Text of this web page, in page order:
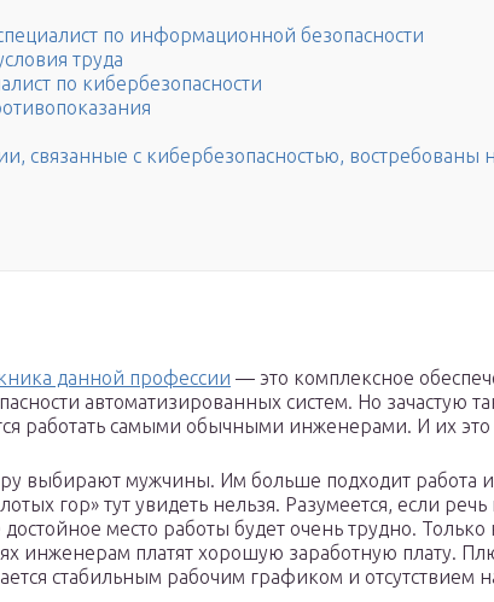
по информационной безопасности
труда
по кибербезопасности
связанные с кибербезопасностью, востребованы
данной профессии — это комплексное
автоматизированных систем. Но зачастую
работать самыми обычными инженерами. И их это
выбирают мужчины. Им больше подходит работа
гор» тут увидеть нельзя. Разумеется, если речь
место работы будет очень трудно. Только
инженерам платят хорошую заработную плату.
стабильным рабочим графиком и отсутствием